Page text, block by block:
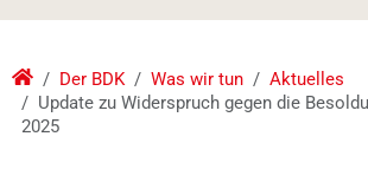
Der BDK Was wir tun
Aktuelles
Update zu Widerspruch gegen die
2025